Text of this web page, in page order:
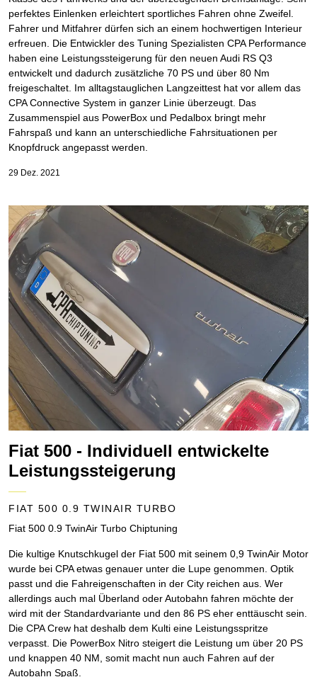
perfektes Einlenken erleichtert sportliches Fahren ohne Zweifel.
Fahrer und Mitfahrer dürfen sich an einem hochwertigen Interieur
erfreuen. Die Entwickler des Tuning Spezialisten CPA Performance
haben eine Leistungssteigerung für den neuen Audi RS Q3
entwickelt und dadurch zusätzliche 70 PS und über 80 Nm
freigeschaltet. Im alltagstauglichen Langzeittest hat vor allem das
CPA Connective System in ganzer Linie überzeugt. Das
Zusammenspiel aus PowerBox und Pedalbox bringt mehr
Fahrspaß und kann an unterschiedliche Fahrsituationen per
Knopfdruck angepasst werden.
29 Dez. 2021
Fiat 500 - Individuell entwickelte
Leistungssteigerung
FIAT 500 0.9 TWINAIR TURBO
Fiat 500 0.9 TwinAir Turbo Chiptuning
Die kultige Knutschkugel der Fiat 500 mit seinem 0,9 TwinAir Motor
wurde bei CPA etwas genauer unter die Lupe genommen. Optik
passt und die Fahreigenschaften in der City reichen aus. Wer
allerdings auch mal Überland oder Autobahn fahren möchte der
wird mit der Standardvariante und den 86 PS eher enttäuscht sein.
Die CPA Crew hat deshalb dem Kulti eine Leistungsspritze
verpasst. Die PowerBox Nitro steigert die Leistung um über 20 PS
und knappen 40 NM, somit macht nun auch Fahren auf der
Autobahn Spaß.